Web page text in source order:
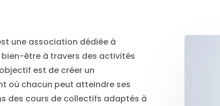
une association dédiée à
être à travers des activités
est de créer un
où chacun peut atteindre ses
des cours de collectifs adaptés à